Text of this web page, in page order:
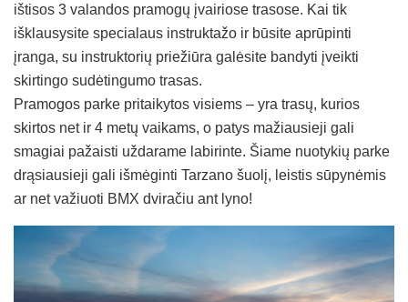
ištisos 3 valandos pramogų įvairiose trasose. Kai tik
išklausysite specialaus instruktažo ir būsite aprūpinti
įranga, su instruktorių priežiūra galėsite bandyti įveikti
skirtingo sudėtingumo trasas.
Pramogos parke pritaikytos visiems – yra trasų, kurios
skirtos net ir 4 metų vaikams, o patys mažiausieji gali
smagiai pažaisti uždarame labirinte. Šiame nuotykių parke
drąsiausieji gali išmėginti Tarzano šuolį, leistis sūpynėmis
ar net važiuoti BMX dviračiu ant lyno!